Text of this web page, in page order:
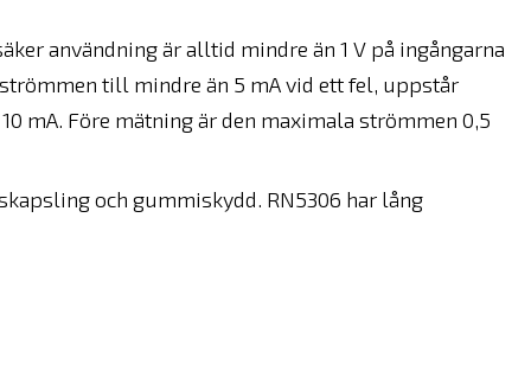
användning är alltid mindre än 1 V på ingångarna
till mindre än 5 mA vid ett fel, uppstår
mA. Före mätning är den maximala strömmen 0,5
och gummiskydd. RN5306 har lång